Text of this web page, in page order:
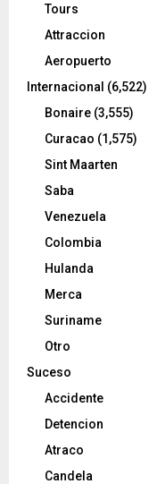
Tours
Attraccion
Aeropuerto
Internacional (6,522)
Bonaire (3,555)
Curacao (1,575)
Sint Maarten
Saba
Venezuela
Colombia
Hulanda
Merca
Suriname
Otro
Suceso
Accidente
Detencion
Atraco
Candela